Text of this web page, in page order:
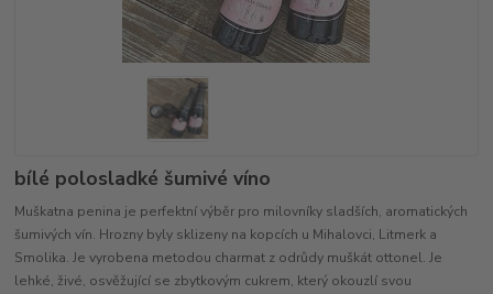
bílé polosladké šumivé víno
Muškatna penina je perfektní výběr pro milovníky sladších, aromatických
šumivých vín. Hrozny byly sklizeny na kopcích u Mihalovci, Litmerk a
Smolika. Je vyrobena metodou charmat z odrůdy muškát ottonel. Je
lehké, živé, osvěžující se zbytkovým cukrem, který okouzlí svou